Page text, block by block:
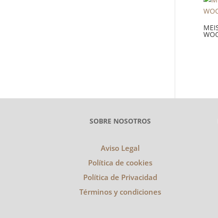
SOBRE NOSOTROS
Aviso Legal
Política de cookies
Política de Privacidad
Términos y condiciones